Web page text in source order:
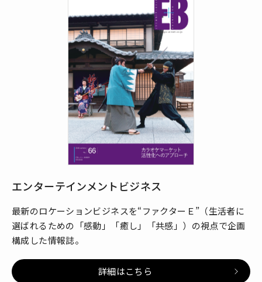
エンターテインメントビジネス
最新のロケーションビジネスを“ファクターＥ”（生活者に
選ばれるための「感動」「癒し」「共感」）の視点で企画
構成した情報誌。
詳細はこちら